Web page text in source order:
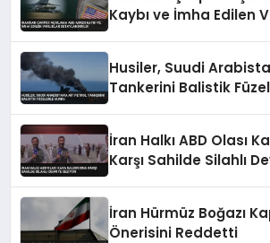
Kaybı ve İmha Edilen
Husiler, Suudi
Tankerini Balistik
İran Halkı ABD Olası
Karşı Sahilde Silahlı
İran Hürmüz Boğazı
Önerisini Reddetti